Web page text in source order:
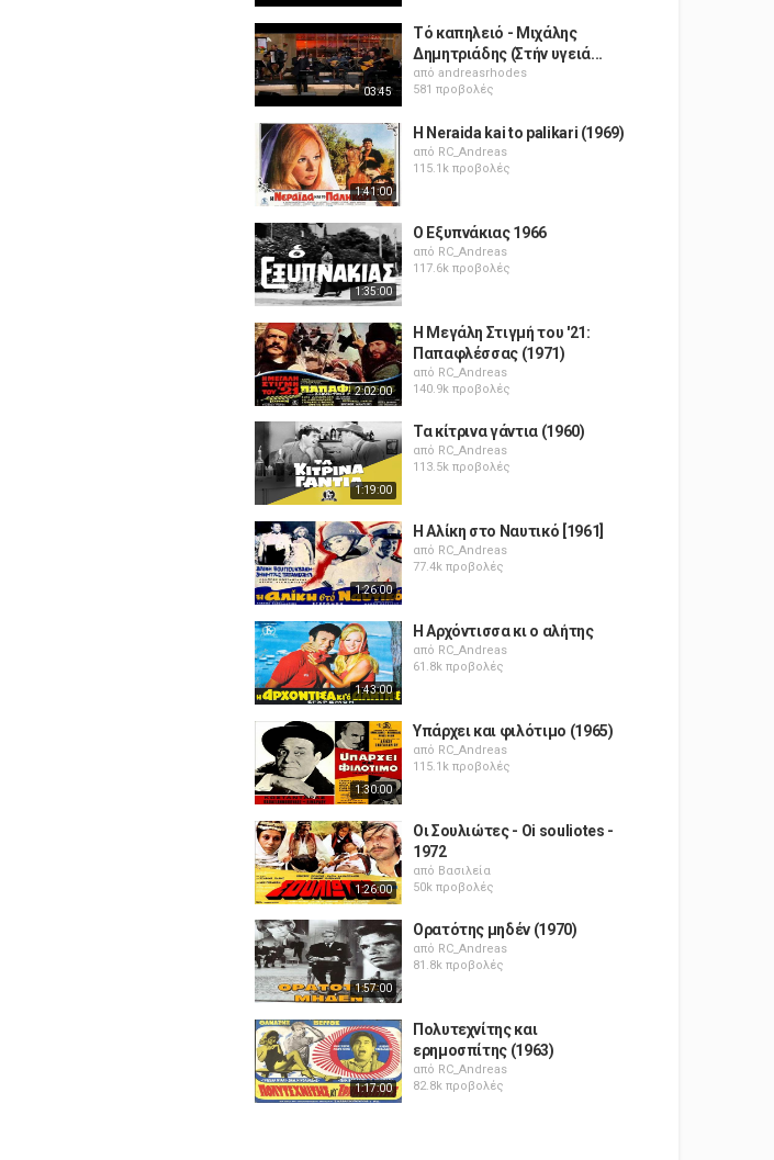
03:45
Τό καπηλειό - Μιχάλης
Δημητριάδης (Στήν υγειά...
από andreasrhodes
581 προβολές
1:41:00
H Neraida kai to palikari (1969)
από RC_Andreas
115.1k προβολές
1:35:00
Ο Εξυπνάκιας 1966
από RC_Andreas
117.6k προβολές
2:02:00
Η Μεγάλη Στιγμή του '21:
Παπαφλέσσας (1971)
από RC_Andreas
140.9k προβολές
1:19:00
Τα κίτρινα γάντια (1960)
από RC_Andreas
113.5k προβολές
1:26:00
Η Αλίκη στο Ναυτικό [1961]
από RC_Andreas
77.4k προβολές
1:43:00
Η Αρχόντισσα κι ο αλήτης
από RC_Andreas
61.8k προβολές
1:30:00
Υπάρχει και φιλότιμο (1965)
από RC_Andreas
115.1k προβολές
1:26:00
Οι Σουλιώτες - Oi souliotes -
1972
από Βασιλεία
50k προβολές
1:57:00
Ορατότης μηδέν (1970)
από RC_Andreas
81.8k προβολές
1:17:00
Πολυτεχνίτης και
ερημοσπίτης (1963)
από RC_Andreas
82.8k προβολές